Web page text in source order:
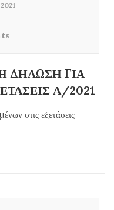
ΔΗΛΩΣΗ ΓΙΑ
Α/2021
στις εξετάσεις